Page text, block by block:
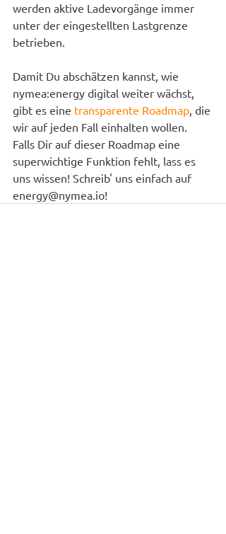
werden aktive Ladevorgänge immer
unter der eingestellten Lastgrenze
betrieben.
Damit Du abschätzen kannst, wie
nymea:energy digital weiter wächst,
gibt es eine transparente Roadmap, die
wir auf jeden Fall einhalten wollen.
Falls Dir auf dieser Roadmap eine
superwichtige Funktion fehlt, lass es
uns wissen! Schreib' uns einfach auf
energy@nymea.io!